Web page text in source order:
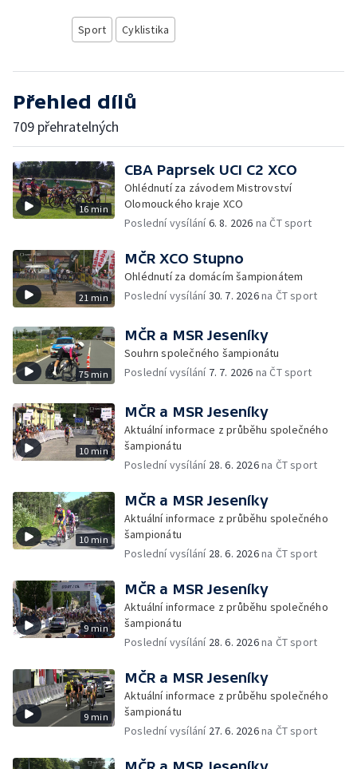
Sport Cyklistika
Přehled dílů
709 přehratelných
16 min
CBA Paprsek UCI C2 XCO
Ohlédnutí za závodem Mistrovství
Olomouckého kraje XCO
Poslední vysílání6. 8. 2026 na ČT sport
21 min
MČR XCO Stupno
Ohlédnutí za domácím šampionátem
Poslední vysílání30. 7. 2026na ČT sport
75 min
MČR a MSR Jeseníky
Souhrn společného šampionátu
Poslední vysílání 7. 7. 2026 na ČT sport
10 min
MČR a MSR Jeseníky
Aktuální informace z průběhu společného
šampionátu
Poslední vysílání 28. 6. 2026na ČT sport
10 min
MČR a MSR Jeseníky
Aktuální informace z průběhu společného
šampionátu
Poslední vysílání 28. 6. 2026na ČT sport
9 min
MČR a MSR Jeseníky
Aktuální informace z průběhu společného
šampionátu
Poslední vysílání 28. 6. 2026na ČT sport
9 min
MČR a MSR Jeseníky
Aktuální informace z průběhu společného
šampionátu
Poslední vysílání 27. 6. 2026na ČT sport